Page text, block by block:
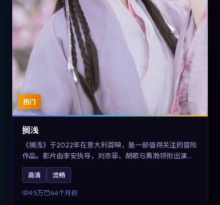
热门
搁浅
《搁浅》于2022年在意大利首映，是一部值得关注的冒险
作品。影片由李安执导，刘亦菲、胡歌与黄渤领衔出演。
剧情用喜剧外壳包裹对现实规则的温和反讽，整体完成度
高，适合希望了解意大利冒险类型创作的观众在线观看。
高清 流畅
9.5万 44个月前